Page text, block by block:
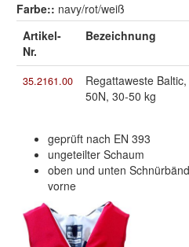
Farbe:: navy/rot/weiß
Artikel-
Nr.
Bezeichnung
35.2161.00
Regattaweste Baltic,
50N, 30-50 kg
geprüft nach EN 393
ungeteilter Schaum
oben und unten
vorne